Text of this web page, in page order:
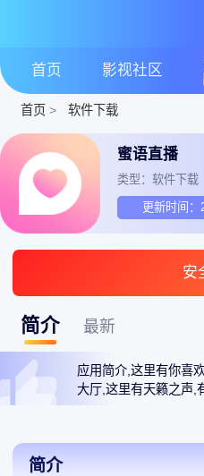
首页 影视社区
首页 > 软件下载
蜜语直播
类型：软件下载
更新时间：
安
简介 最新
应用简介,这里有你喜
大厅,这里有天籁之声,
简介